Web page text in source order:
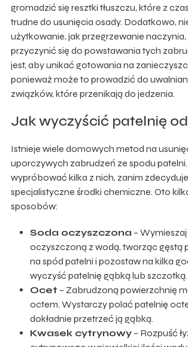
gromadzić się resztki tłuszczu, które z
trudne do usunięcia osady. Dodatkowo,
użytkowanie, jak przegrzewanie
przyczynić się do powstawania tych
jest, aby unikać gotowania na
ponieważ może to prowadzić do
związków, które przenikają do jedzenia.
Jak wyczyścić patelnię
Istnieje wiele domowych metod na
uporczywych zabrudzeń ze spodu
wypróbować kilka z nich, zanim
specjalistyczne środki chemiczne. Oto
sposobów:
Soda oczyszczona –
oczyszczoną z wodą, tworząc gęstą
na spód patelni i pozostaw na kilka
wyczyść patelnię gąbką lub szczotką.
Ocet – Zabrudzoną powierzchnię
octem. Wystarczy polać patelnię
dokładnie przetrzeć ją gąbką.
Kwasek cytrynowy– Rozpuść